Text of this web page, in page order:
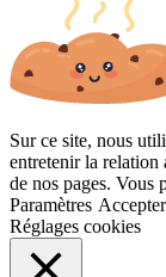
Sur ce site, nous
entretenir la relation
de nos pages. Vous
Paramètres
Réglages cookies